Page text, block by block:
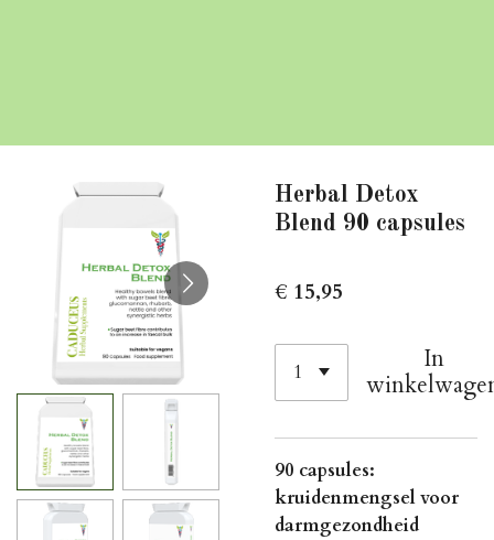
Herbal Detox
Blend 90 capsules
€ 15,95
In
90 capsules:
kruidenmengsel voor
darmgezondheid